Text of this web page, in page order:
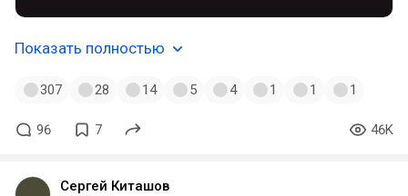
Показать полностью
307 28 14 5 4 1 1 1
96 7 46K
Сергей Киташов